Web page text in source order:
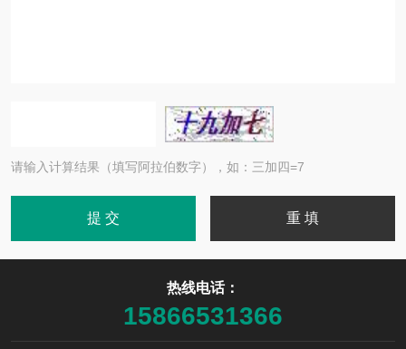
请输入计算结果（填写阿拉伯数字），如：三加四=7
热线电话：
15866531366